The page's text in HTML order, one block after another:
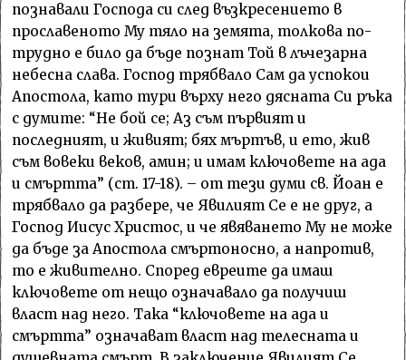
познавали Господа си след възкресението в
прославеното Му тяло на земята, толкова по-
трудно е било да бъде познат Той в лъчезарна
небесна слава. Господ трябвало Сам да успокои
Апостола, като тури върху него дясната Си ръка
с думите: “Не бой се; Аз съм първият и
последният, и живият; бях мъртъв, и ето, жив
съм вовеки веков, амин; и имам ключовете на ада
и смъртта” (ст. 17-18). – от тези думи св. Йоан е
трябвало да разбере, че Явилият Се е не друг, а
Господ Иисус Христос, и че явяването Му не може
да бъде за Апостола смъртоносно, а напротив,
то е живително. Според евреите да имаш
ключовете от нещо означавало да получиш
власт над него. Така “ключовете на ада и
смъртта” означават власт над телесната и